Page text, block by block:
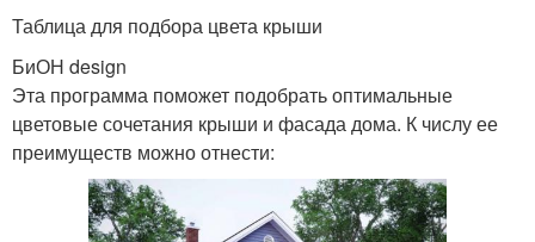
Таблица для подбора цвета крыши
БиОН design
Эта программа поможет подобрать оптимальные
цветовые сочетания крыши и фасада дома. К числу ее
преимуществ можно отнести: